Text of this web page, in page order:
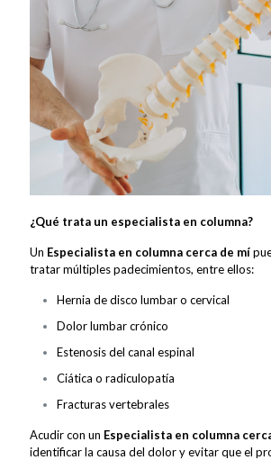
¿Qué trata un especialista en columna?
Un Especialista en columna cerca de mí
tratar múltiples padecimientos, entre ellos:
Hernia de disco lumbar o cervical
Dolor lumbar crónico
Estenosis del canal espinal
Ciática o radiculopatía
Fracturas vertebrales
Acudir con un Especialista en columna
identificar la causa del dolor y evitar que el